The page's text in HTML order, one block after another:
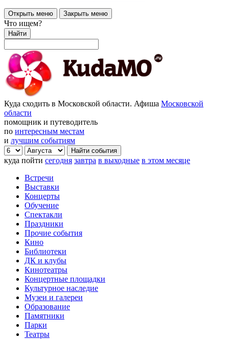
Открыть меню Закрыть меню
Что ищем?
Найти
Куда сходить в Московской области. Афиша Московской
области
помощник и путеводитель
по интересным местам
и лучшим событиям
куда пойти сегодня завтра в выходные в этом месяце
Встречи
Выставки
Концерты
Обучение
Спектакли
Праздники
Прочие события
Кино
Библиотеки
ДК и клубы
Кинотеатры
Концертные площадки
Культурное наследие
Музеи и галереи
Образование
Памятники
Парки
Театры